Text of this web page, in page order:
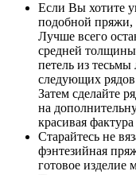
Если Вы хотите
подобной пряжи,
Лучше всего
средней
петель из
следующих
Затем сделайте
на
красивая
Старайтесь не
фэнтезийная
готовое изделие